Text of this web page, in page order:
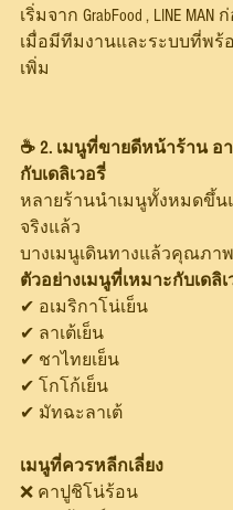
เริ่มจาก GrabFood , LINE
เมื่อมีทีมงานและระบบที่พร้
เพิ่ม
☕ 2. เมนูที่ขายดีหน้าร้าน อ
กับเดลิเวอรี่
หลายร้านนำเมนูทั้งหมดขึ้น
จริงแล้ว
บางเมนูเดินทางแล้วคุณภา
ตัวอย่างเมนูที่เหมาะกับเดลิเ
✔ อเมริกาโน่เย็น
✔ ลาเต้เย็น
✔ ชาไทยเย็น
✔ โกโก้เย็น
✔ มัทฉะลาเต้
เมนูที่ควรหลีกเลี่ยง
❌ คาปูชิโน่ร้อน